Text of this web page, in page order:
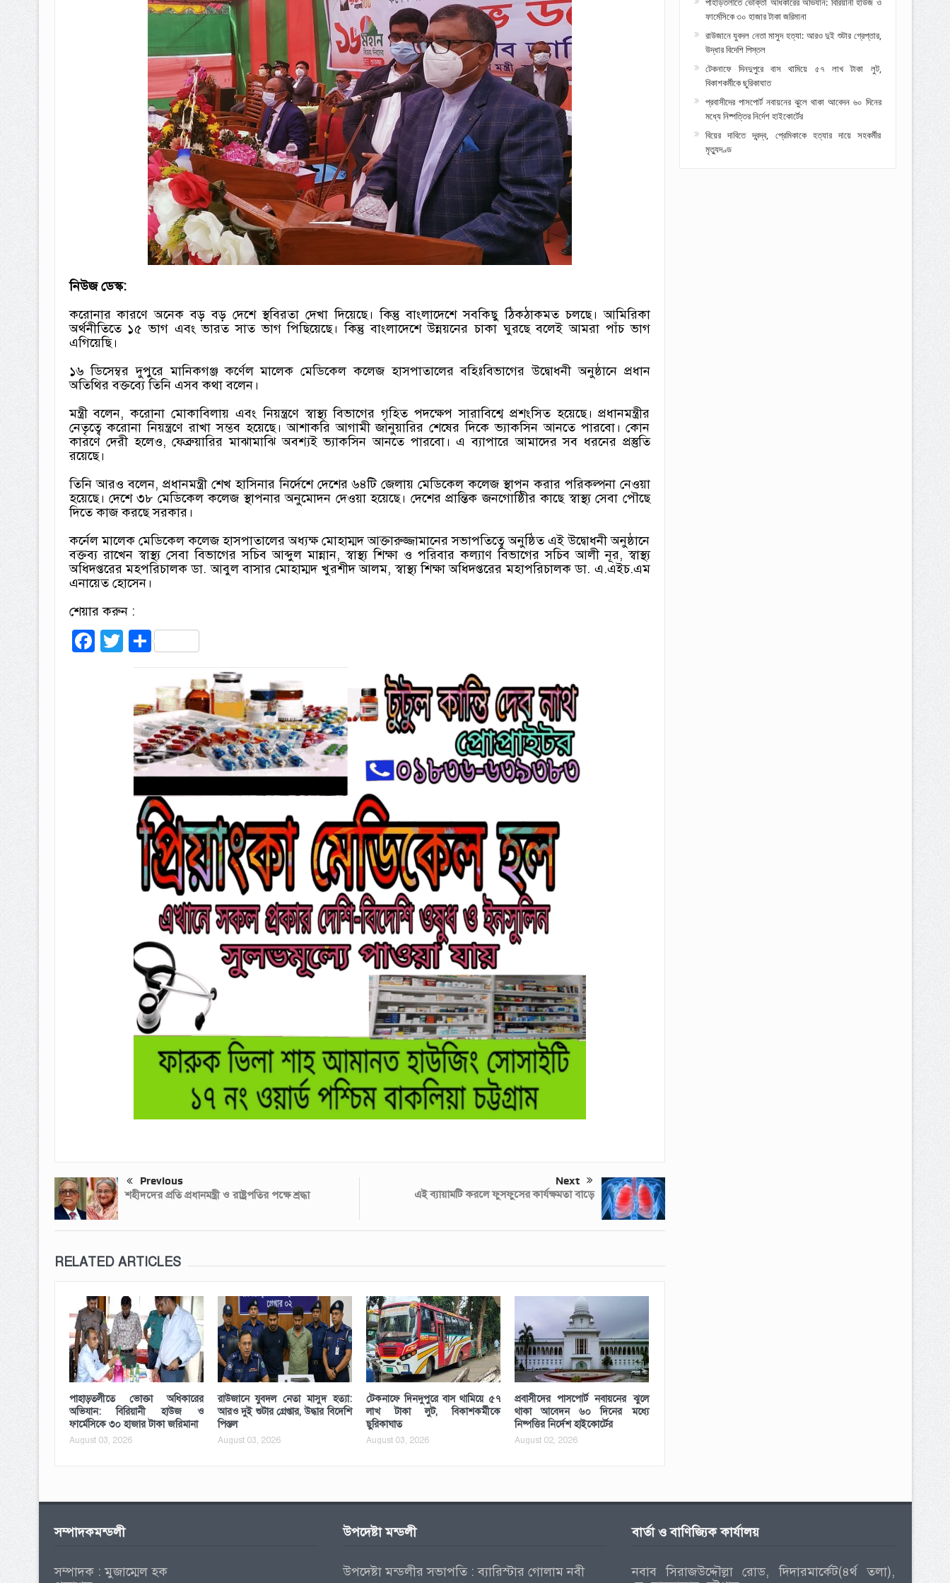
নিউজ ডেস্ক:
করোনার কারণে অনেক বড় বড় দেশে স্থবিরতা দেখা দিয়েছে। কিন্তু বাংলাদেশে সবকিছু ঠিকঠাকমত চলছে। আমিরিকা
অর্থনীতিতে ১৫ ভাগ এবং ভারত সাত ভাগ পিছিয়েছে। কিন্তু বাংলাদেশে উন্নয়নের চাকা ঘুরছে বলেই আমরা পাঁচ ভাগ
এগিয়েছি।
১৬ ডিসেম্বর দুপুরে মানিকগঞ্জ কর্ণেল মালেক মেডিকেল কলেজ হাসপাতালের বহিঃবিভাগের উদ্বোধনী অনুষ্ঠানে প্রধান
অতিথির বক্তব্যে তিনি এসব কথা বলেন।
মন্ত্রী বলেন, করোনা মোকাবিলায় এবং নিয়ন্ত্রণে স্বাস্থ্য বিভাগের গৃহিত পদক্ষেপ সারাবিশ্বে প্রশংসিত হয়েছে। প্রধানমন্ত্রীর
নেতৃত্বে করোনা নিয়ন্ত্রণে রাখা সম্ভব হয়েছে। আশাকরি আগামী জানুয়ারির শেষের দিকে ভ্যাকসিন আনতে পারবো। কোন
কারণে দেরী হলেও, ফেব্রুয়ারির মাঝামাঝি অবশ্যই ভ্যাকসিন আনতে পারবো। এ ব্যাপারে আমাদের সব ধরনের প্রস্তুতি
রয়েছে।
তিনি আরও বলেন, প্রধানমন্ত্রী শেখ হাসিনার নির্দেশে দেশের ৬৪টি জেলায় মেডিকেল কলেজ স্থাপন করার পরিকল্পনা নেওয়া
হয়েছে। দেশে ৩৮ মেডিকেল কলেজ স্থাপনার অনুমোদন দেওয়া হয়েছে। দেশের প্রান্তিক জনগোষ্ঠিীর কাছে স্বাস্থ্য সেবা পৌছে
দিতে কাজ করছে সরকার।
কর্নেল মালেক মেডিকেল কলেজ হাসপাতালের অধ্যক্ষ মোহাম্মদ আক্তারুজ্জামানের সভাপতিত্বে অনুষ্ঠিত এই উদ্বোধনী অনুষ্ঠানে
বক্তব্য রাখেন স্বাস্থ্য সেবা বিভাগের সচিব আব্দুল মান্নান, স্বাস্থ্য শিক্ষা ও পরিবার কল্যাণ বিভাগের সচিব আলী নূর, স্বাস্থ্য
অধিদপ্তরের মহপরিচালক ডা. আবুল বাসার মোহাম্মদ খুরশীদ আলম, স্বাস্থ্য শিক্ষা অধিদপ্তরের মহাপরিচালক ডা. এ.এইচ.এম
এনায়েত হোসেন।
শেয়ার করুন :
Facebook
Twitter
Share
Previous
শহীদদের প্রতি প্রধানমন্ত্রী ও রাষ্ট্রপতির পক্ষে শ্রদ্ধা
Next
এই ব্যায়ামটি করলে ফুসফুসের কার্যক্ষমতা বাড়ে
RELATED ARTICLES
পাহাড়তলীতে ভোক্তা অধিকারের
অভিযান: বিরিয়ানী হাউজ ও
ফার্মেসিকে ৩০ হাজার টাকা জরিমানা
August 03, 2026
রাউজানে যুবদল নেতা মাসুদ হত্যা:
আরও দুই শুটার গ্রেপ্তার, উদ্ধার বিদেশি
পিস্তল
August 03, 2026
টেকনাফে দিনদুপুরে বাস থামিয়ে ৫৭
লাখ টাকা লুট, বিকাশকর্মীকে
ছুরিকাঘাত
August 03, 2026
প্রবাসীদের পাসপোর্ট নবায়নের ঝুলে
থাকা আবেদন ৬০ দিনের মধ্যে
নিষ্পত্তির নির্দেশ হাইকোর্টের
August 02, 2026
ফার্মেসিকে ৩০ হাজার টাকা জরিমানা
রাউজানে যুবদল নেতা মাসুদ হত্যা: আরও দুই শুটার গ্রেপ্তার,
উদ্ধার বিদেশি পিস্তল
টেকনাফে দিনদুপুরে বাস থামিয়ে ৫৭ লাখ টাকা লুট,
বিকাশকর্মীকে ছুরিকাঘাত
প্রবাসীদের পাসপোর্ট নবায়নের ঝুলে থাকা আবেদন ৬০ দিনের
মধ্যে নিষ্পত্তির নির্দেশ হাইকোর্টের
বিয়ের দাবিতে দ্বন্দ্ব, প্রেমিকাকে হত্যার দায়ে সহকর্মীর
মৃত্যুদণ্ড
সম্পাদকমন্ডলী
সম্পাদক : মুজাম্মেল হক
উপদেষ্টা মন্ডলী
উপদেষ্টা মন্ডলীর সভাপতি : ব্যারিস্টার গোলাম নবী
বার্তা ও বাণিজ্যিক কার্যালয়
নবাব সিরাজউদ্দৌল্লা রোড, দিদারমার্কেট(৪র্থ তলা),